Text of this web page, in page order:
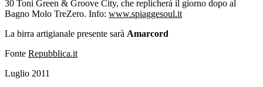
30 Toni Green & Groove City, che replicherà il giorno dopo al
Bagno Molo TreZero. Info: www.spiaggesoul.it
La birra artigianale presente sarà Amarcord
Fonte Repubblica.it
Luglio 2011